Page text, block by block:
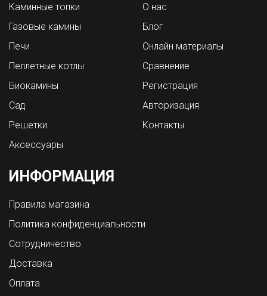
Каминные топки
Газовые камины
Печи
Пеллетные котлы
Биокамины
Сад
Решетки
Аксессуары
О нас
Блог
Онлайн материалы
Сравнение
Регистрация
Авторизация
Контакты
ИНФОРМАЦИЯ
Правила магазина
Политика конфиденциальности
Сотрудничество
Доставка
Оплата